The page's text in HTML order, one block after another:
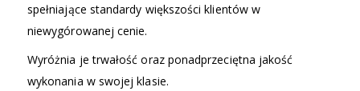
spełniające standardy większości klientów w
niewygórowanej cenie.
Wyróżnia je trwałość oraz ponadprzeciętna jakość
wykonania w swojej klasie.